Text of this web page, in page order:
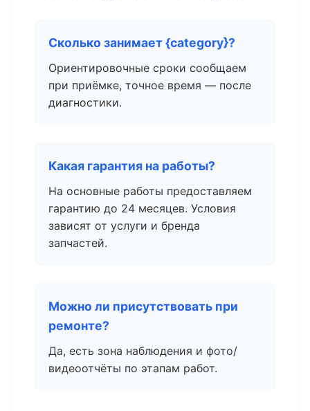
Сколько занимает {category}?
Ориентировочные сроки сообщаем
при приёмке, точное время — после
диагностики.
Какая гарантия на работы?
На основные работы предоставляем
гарантию до 24 месяцев. Условия
зависят от услуги и бренда
запчастей.
Можно ли присутствовать при
ремонте?
Да, есть зона наблюдения и фото/
видеоотчёты по этапам работ.